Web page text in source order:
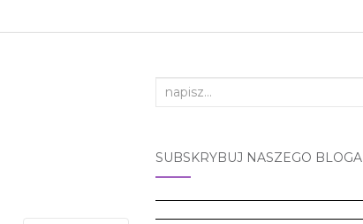
Search
SUBSKRYBUJ NASZEGO BLOGA